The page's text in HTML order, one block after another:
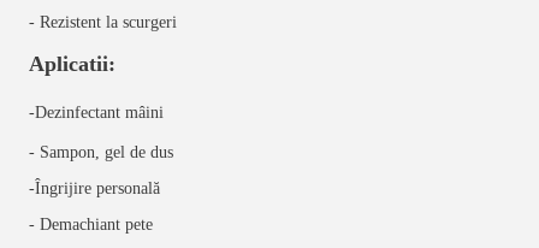
- Rezistent la scurgeri
Aplicatii:
-Dezinfectant mâini
- Sampon, gel de dus
-Îngrijire personală
- Demachiant pete